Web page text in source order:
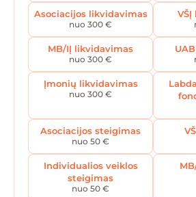
Asociacijos likvidavimas
nuo 300 €
MB/IĮ likvidavimas
nuo 300 €
Įmonių likvidavimas
nuo 300 €
Asociacijos steigimas
nuo 50 €
Individualios veiklos
steigimas
nuo 50 €